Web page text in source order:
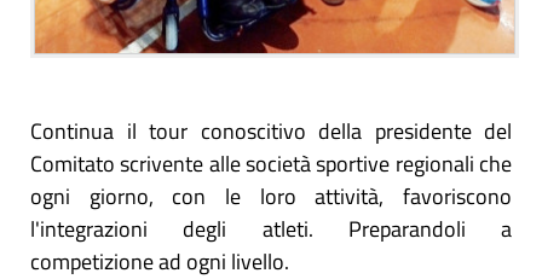
Continua il tour conoscitivo della presidente del
Comitato scrivente alle società sportive regionali che
ogni giorno, con le loro attività, favoriscono
l'integrazioni degli atleti. Preparandoli a
competizione ad ogni livello.